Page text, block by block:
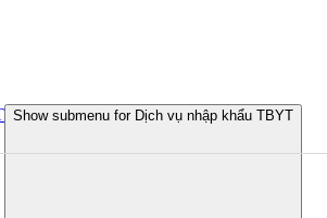
Show submenu for Dịch vụ nhập khẩu TBYT